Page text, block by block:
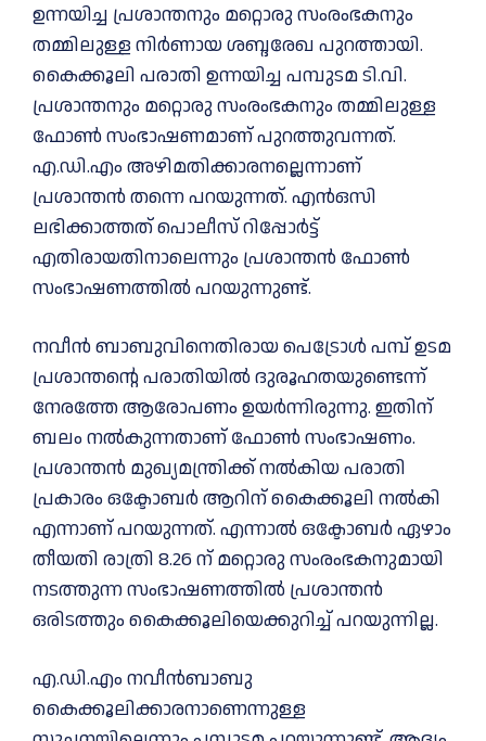
ഉന്നയിച്ച പ്രശാന്തനും മറ്റൊരു സംരംഭകനും
തമ്മിലുള്ള നിര്‍ണായ ശബ്ദരേഖ പുറത്തായി.
കൈക്കൂലി പരാതി ഉന്നയിച്ച പമ്പുടമ ടി.വി.
പ്രശാന്തനും മറ്റൊരു സംരംഭകനും തമ്മിലുള്ള
ഫോണ്‍ സംഭാഷണമാണ് പുറത്തുവന്നത്.
എ.ഡി.എം അഴിമതിക്കാരനല്ലെന്നാണ്
പ്രശാന്തന്‍ തന്നെ പറയുന്നത്. എന്‍ഒസി
ലഭിക്കാത്തത് പൊലീസ് റിപ്പോര്‍ട്ട്
എതിരായതിനാലെന്നും പ്രശാന്തന്‍ ഫോണ്‍
സംഭാഷണത്തില്‍ പറയുന്നുണ്ട്.
നവീന്‍ ബാബുവിനെതിരായ പെട്രോള്‍ പമ്പ് ഉടമ
പ്രശാന്തന്റെ പരാതിയില്‍ ദുരൂഹതയുണ്ടെന്ന്
നേരത്തേ ആരോപണം ഉയര്‍ന്നിരുന്നു. ഇതിന്
ബലം നല്‍കുന്നതാണ് ഫോണ്‍ സംഭാഷണം.
പ്രശാന്തന്‍ മുഖ്യമന്ത്രിക്ക് നല്‍കിയ പരാതി
പ്രകാരം ഒക്ടോബര്‍ ആറിന് കൈക്കൂലി നല്‍കി
എന്നാണ് പറയുന്നത്. എന്നാല്‍ ഒക്ടോബര്‍ ഏഴാം
തീയതി രാത്രി 8.26 ന് മറ്റൊരു സംരംഭകനുമായി
നടത്തുന്ന സംഭാഷണത്തില്‍ പ്രശാന്തന്‍
ഒരിടത്തും കൈക്കൂലിയെക്കുറിച്ച് പറയുന്നില്ല.
എ.ഡി.എം നവീന്‍ബാബു
കൈക്കൂലിക്കാരനാണെന്നുള്ള